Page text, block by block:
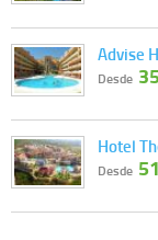
Advise
Desde
Hotel
Desde